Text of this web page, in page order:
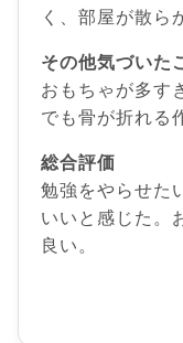
く、部屋が散ら
その他気づいた
おもちゃが多す
でも骨が折れる
総合評価
勉強をやらせた
いいと感じた。
良い。